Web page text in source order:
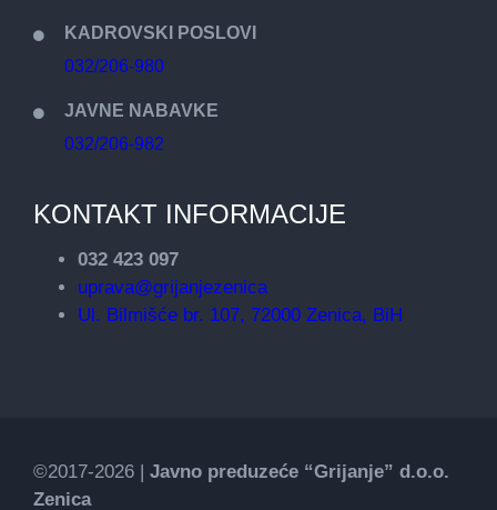
KADROVSKI POSLOVI
032/206-980
JAVNE NABAVKE
032/206-982
KONTAKT INFORMACIJE
032 423 097
uprava@grijanjezenica
Ul. Bilmišće br. 107, 72000 Zenica, BiH
©2017-2026 | Javno preduzeće “Grijanje” d.o.o.
Zenica